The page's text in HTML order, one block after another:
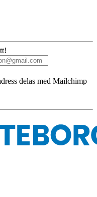
delas med Mailchimp